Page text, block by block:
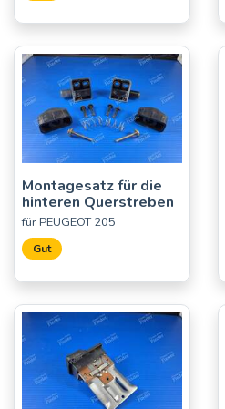
Montagesatz für die
hinteren Querstreben
für PEUGEOT 205
Gut